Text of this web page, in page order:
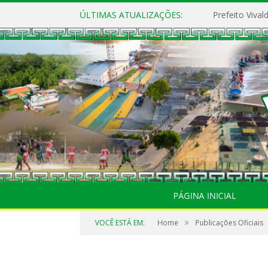
ÚLTIMAS ATUALIZAÇÕES:
PÁGINA INICIAL
VOCÊ ESTÁ EM: Home » Publicações Oficiais